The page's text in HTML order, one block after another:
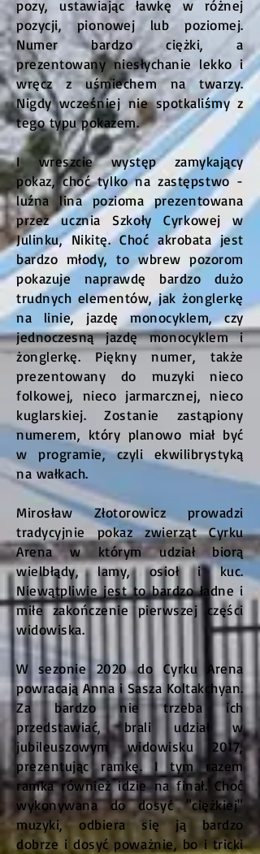
pozy, ustawiając ławkę w różnej
pozycji, pionowej lub poziomej.
Numer bardzo ciężki, a
prezentowany niesłychanie lekko i
wręcz z uśmiechem na twarzy.
Nigdy wcześniej nie spotkaliśmy z
tego typu pokazem.
I wreszcie występ zamykający
pokaz, choć tylko na zastępstwo -
luźna lina pozioma prezentowana
przez ucznia Szkoły Cyrkowej w
Julinku, Nikitę. Choć akrobata jest
bardzo młody, to wbrew pozorom
pokazuje naprawdę bardzo dużo
trudnych elementów, jak żonglerkę
na linie, jazdę monocyklem, czy
jednoczesną jazdę monocyklem i
żonglerkę. Piękny numer, także
prezentowany do muzyki nieco
folkowej, nieco jarmarcznej, nieco
kuglarskiej. Zostanie zastąpiony
numerem, który planowo miał być
w programie, czyli ekwilibrystyką
na wałkach.
Mirosław Złotorowicz prowadzi
tradycyjnie pokaz zwierząt Cyrku
Arena w którym udział biorą
wielbłądy, lamy, osioł i kuc.
Niewątpliwie jest to bardzo ładne i
miłe zakończenie pierwszej części
widowiska.
W sezonie 2020 do Cyrku Arena
powracają Anna i Sasza Koltakchyan.
Za bardzo nie trzeba ich
przedstawiać, brali udział w
jubileuszowym widowisku 2017,
prezentując ramkę. I tym razem
ramka również idzie na finał. Choć
wykonywana do dosyć "ciężkiej"
muzyki, odbiera się ją bardzo
dobrze i dosyć poważnie, bo i tricki